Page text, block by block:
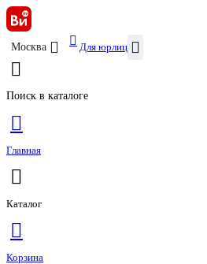
Москва Для юрлиц
Поиск в каталоге
Главная
Каталог
Корзина